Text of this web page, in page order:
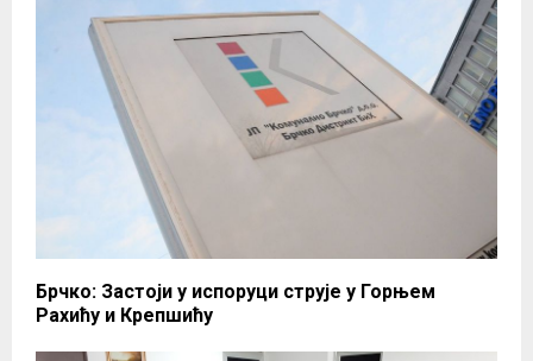
Брчко: Застоји у испоруци струје у Горњем
Рахићу и Крепшићу